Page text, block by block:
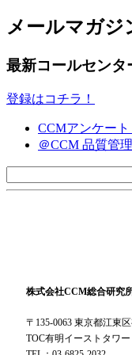
メールマガジ
最新コールセンタ
登録はコチラ！
CCMアンケート
＠CCM 品質管
株式会社CCM総合研究
〒135-0063 東京都江東
TOC有明イーストタワー